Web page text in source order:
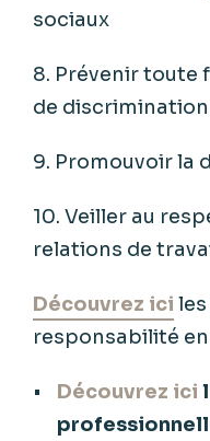
sociaux
8. Prévenir toute
de discrimination
9. Promouvoir la
10. Veiller au
relations de
Découvrez ici
responsabilité
Découvrez ici